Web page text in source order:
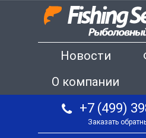
Новости
О компании
+7 (499)
Заказать